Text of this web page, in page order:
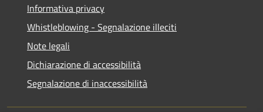
Informativa privacy
Whistleblowing - Segnalazione illeciti
Note legali
Dichiarazione di accessibilità
Segnalazione di inaccessibilità